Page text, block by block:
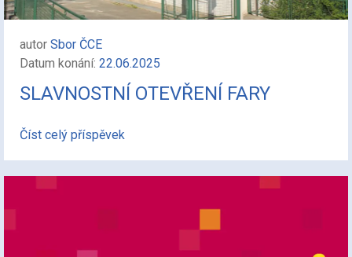
autor Sbor ČCE
Datum konání: 22.06.2025
SLAVNOSTNÍ OTEVŘENÍ FARY
Číst celý příspěvek